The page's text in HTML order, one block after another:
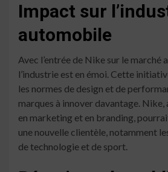
Impact sur
automobile
Avec l’entrée de Nike sur le marché
l’industrie est en émoi. Cette
les normes de design et de
marques à innover davantage. Nike,
en marketing et en branding,
une nouvelle clientèle, notamment
de technologie et de sport.